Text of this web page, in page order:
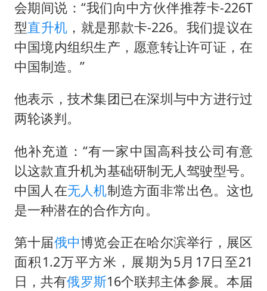
会期间说：“我们向中方伙伴推荐卡-226T
型直升机 ，就是那款卡-226。我们提议在
中国境内组织生产，愿意转让许可证，在
中国制造。”
他表示，技术集团已在深圳与中方进行过
两轮谈判。
他补充道：“有一家中国高科技公司有意
以这款直升机为基础研制无人驾驶型号。
中国人在无人机制造方面非常出色。这也
是一种潜在的合作方向。
第十届俄中博览会正在哈尔滨举行，展区
面积1.2万平方米，展期为5月17日至21
日，共有俄罗斯16个联邦主体参展。本届